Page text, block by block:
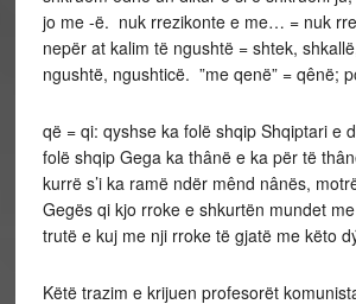
jo me -ë. nuk rrezikonte e me… = nuk
nepër at kalim të ngushtë = shtek,
ngushtë, ngushticë. ”me qenë” = qênë;
që = qi: qyshse ka folë shqip Shqiptari e
folë shqip Gega ka thânë e ka për të
kurrë s’i ka ramë ndër mênd nânës,
Gegës qi kjo rroke e shkurtën mundet
trutë e kuj me nji rroke të gjatë me këto
Këtë trazim e krijuen profesorët